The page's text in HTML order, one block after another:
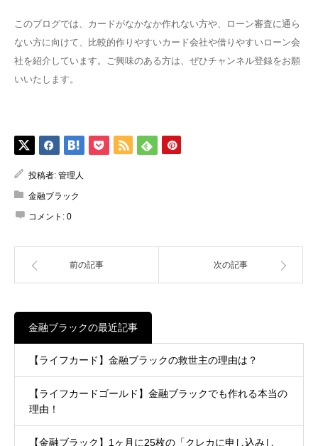
このブログでは、カードがなかなか作れない方や、ローン審査に通ら
ない方に向けて、比較的作りやすいカード会社や借りやすいローン会
社を紹介しています。ご興味のある方は、ぜひチャンネル登録をお願
いいたします。
投稿者: 管理人
金融ブラック
コメント: 0
前の記事 次の記事
金融ブラックの最近記事
【ライフカード】金融ブラックの救世主の理由は？
【ライフカードゴールド】金融ブラックでも作れる本当の
理由！
【金融ブラック】1ヶ月に25枚の「クレカに申し込みし